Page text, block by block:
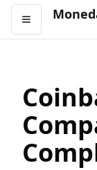
Abrir menú